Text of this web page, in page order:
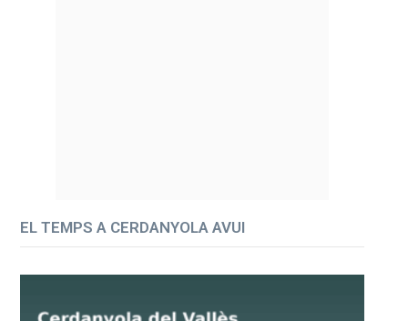
EL TEMPS A CERDANYOLA AVUI